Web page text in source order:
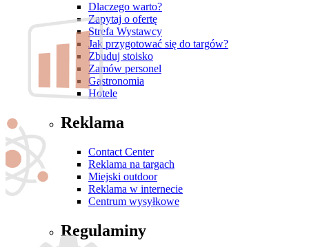
Dlaczego warto?
Zapytaj o ofertę
Strefa Wystawcy
Jak przygotować się do targów?
Zbuduj stoisko
Zamów personel
Gastronomia
Hotele
Reklama
Contact Center
Reklama na targach
Miejski outdoor
Reklama w internecie
Centrum wysyłkowe
Regulaminy